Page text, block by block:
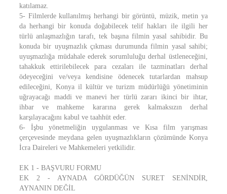
katılamaz.
5- Filmlerde kullanılmış herhangi bir görüntü, müzik, metin ya
da herhangi bir konuda doğabilecek telif hakları ile ilgili her
türlü anlaşmazlığın tarafı, tek başına filmin yasal sahibidir. Bu
konuda bir uyuşmazlık çıkması durumunda filmin yasal sahibi;
uyuşmazlığa müdahale ederek sorumluluğu derhal üstleneceğini,
tahakkuk ettirilebilecek para cezaları ile tazminatları derhal
ödeyeceğini ve/veya kendisine ödenecek tutarlardan mahsup
edileceğini, Konya il kültür ve turizm müdürlüğü yönetiminin
uğrayacağı maddi ve manevi her türlü zararı ikinci bir ihtar,
ihbar ve mahkeme kararına gerek kalmaksızın derhal
karşılayacağını kabul ve taahhüt eder.
6- İşbu yönetmeliğin uygulanması ve Kısa film yarışması
çerçevesinde meydana gelen uyuşmazlıkların çözümünde Konya
İcra Daireleri ve Mahkemeleri yetkilidir.
EK 1 - BAŞVURU FORMU
EK 2 - AYNADA GÖRDÜĞÜN SURET SENİNDİR,
AYNANIN DEĞİL